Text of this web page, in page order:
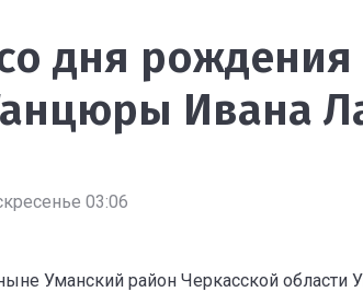
дня рождения
Ивана
03:06
Уманский район Черкасской области